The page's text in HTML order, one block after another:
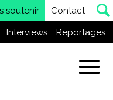
soutenir Contact
Interviews Reportages